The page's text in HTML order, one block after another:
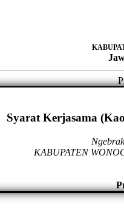
Syarat Kerjasama
KABUPATEN